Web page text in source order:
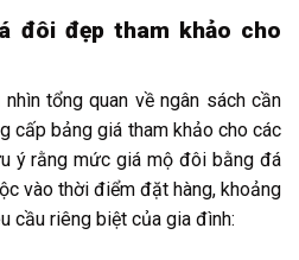
đôi đẹp tham khảo cho
tổng quan về ngân sách cần
cấp bảng giá tham khảo cho các
ý rằng mức giá mộ đôi bằng đá
vào thời điểm đặt hàng, khoảng
cầu riêng biệt của gia đình: